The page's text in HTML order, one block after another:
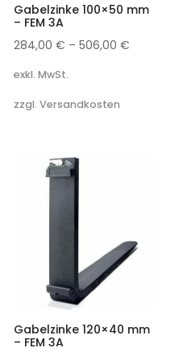
Gabelzinke 100×50 mm
– FEM 3A
284,00 € – 506,00 €
exkl. MwSt.
zzgl. Versandkosten
Gabelzinke 120×40 mm
– FEM 3A